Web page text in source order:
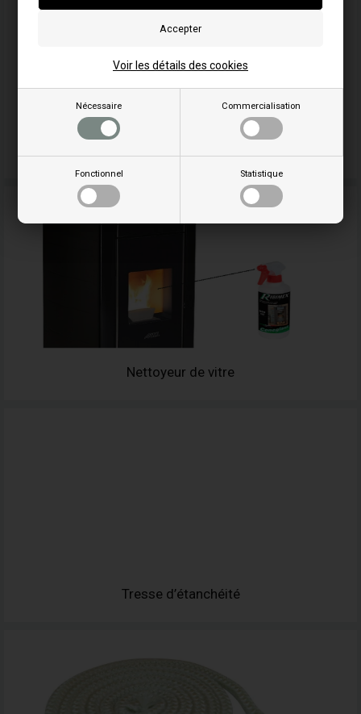
Nécessaire Commercialisation
Fonctionnel Statistique
Voir les détails des cookies
Nettoyeur de vitre
Tresse d’étanchéité